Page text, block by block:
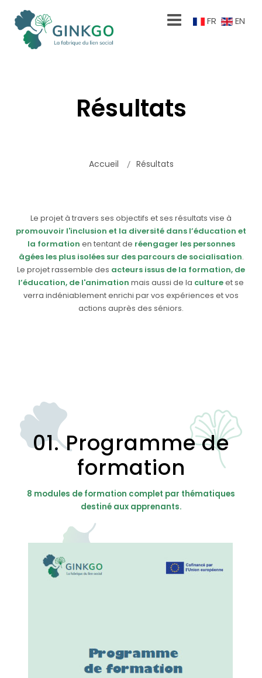
FR EN
Résultats
Accueil Résultats
Le projet à travers ses objectifs et ses résultats vise à
promouvoir l'inclusion et la diversité dans l’éducation et
la formation en tentant de réengager les personnes
âgées les plus isolées sur des parcours de socialisation.
Le projet rassemble des acteurs issus de la formation, de
l’éducation, de l'animation mais aussi de la cultureet se
verra indéniablement enrichi par vos expériences et vos
actions auprès des séniors.
01. Programme de
formation
8 modules de formation complet par thématiques
destiné aux apprenants.